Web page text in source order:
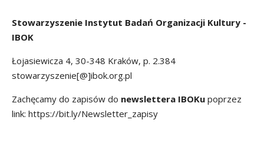
Stowarzyszenie Instytut Badań Organizacji Kultury -
IBOK
Łojasiewicza 4, 30-348 Kraków, p. 2.384
stowarzyszenie[@]ibok.org.pl
Zachęcamy do zapisów do newslettera IBOKu poprzez
link: https://bit.ly/Newsletter_zapisy